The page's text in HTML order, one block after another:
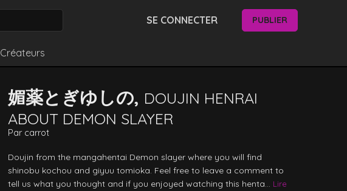
SE CONNECTER PUBLIER
Créateurs
媚薬とぎゆしの, DOUJIN HENRAI
ABOUT DEMON SLAYER
Par carrot
Doujin from the mangahentai Demon slayer where you will find
shinobu kochou and giyuu tomioka. Feel free to leave a comment to
tell us what you thought and if you enjoyed watching this henta...
Lire